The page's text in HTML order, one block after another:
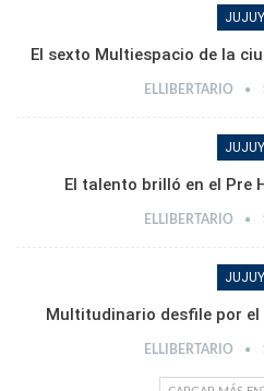
JUJUY
El sexto Multiespacio de la
ELLIBERTARIO
JUJUY
El talento brilló en el Pre
ELLIBERTARIO
JUJUY
Multitudinario desfile por el
ELLIBERTARIO